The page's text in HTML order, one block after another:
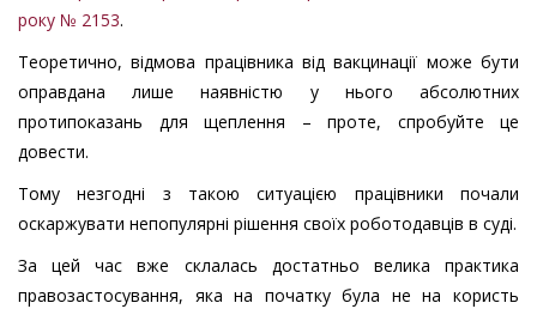
року № 2153.
Теоретично, відмова працівника від вакцинації може бути
оправдана лише наявністю у нього абсолютних
протипоказань для щеплення – проте, спробуйте це
довести.
Тому незгодні з такою ситуацією працівники почали
оскаржувати непопулярні рішення своїх роботодавців в суді.
За цей час вже склалась достатньо велика практика
правозастосування, яка на початку була не на користь